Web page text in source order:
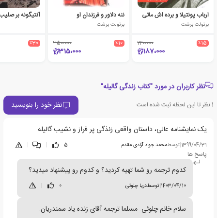
ارباب پونتیلا و برده اش ماتی
برتولت برشت
٪15 220،000
187،000
ننه دلاور و فرزندان او
برتولت برشت
٪10 350،000
315،000
آنتیگونه بر
٪30
نظر کاربران در مورد "کتاب زندگی گالیله"
1نظر تا این لحظه ثبت شده است نظر خود را بنویسید
یک نمایشنامه عالی، داستان واقعی زنذگی پر فراز و نشیب گالیله
1399/04/31
|توسطمحمد جواد آزادی مقدم 5
|
|
پاسخ ها
کدوم ترجمه رو شما تهیه کردید؟ و کدوم رو پیشنهاد میدید؟
1403/04/10
|توسطدریا چلوئی 0
سلام خانم چلوئی. مسلما ترجمه آقای زنده یاد سمندریان.